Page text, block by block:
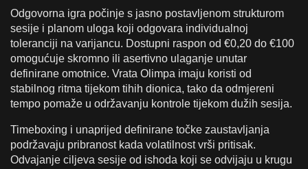
Odgovorna igra počinje s jasno postavljenom strukturom
sesije i planom uloga koji odgovara individualnoj
toleranciji na varijancu. Dostupni raspon od €0,20 do €100
omogućuje skromno ili asertivno ulaganje unutar
definirane omotnice. Vrata Olimpa imaju koristi od
stabilnog ritma tijekom tihih dionica, tako da odmjereni
tempo pomaže u održavanju kontrole tijekom dužih sesija.
Timeboxing i unaprijed definirane točke zaustavljanja
podržavaju pribranost kada volatilnost vrši pritisak.
Odvajanje ciljeva sesije od ishoda koji se odvijaju u krugu